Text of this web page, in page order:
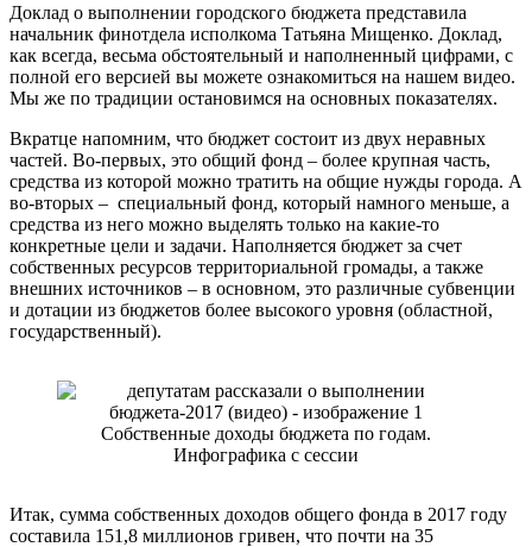
Доклад о выполнении городского бюджета представила
начальник финотдела исполкома Татьяна Мищенко. Доклад,
как всегда, весьма обстоятельный и наполненный цифрами, с
полной его версией вы можете ознакомиться на нашем видео.
Мы же по традиции остановимся на основных показателях.
Вкратце напомним, что бюджет состоит из двух неравных
частей. Во-первых, это общий фонд ­­– более крупная часть,
средства из которой можно тратить на общие нужды города. А
во-вторых – специальный фонд, который намного меньше, а
средства из него можно выделять только на какие-то
конкретные цели и задачи. Наполняется бюджет за счет
собственных ресурсов территориальной громады, а также
внешних источников – в основном, это различные субвенции
и дотации из бюджетов более высокого уровня (областной,
государственный).
Собственные доходы бюджета по годам.
Инфографика с сессии
Итак, сумма собственных доходов общего фонда в 2017 году
составила 151,8 миллионов гривен, что почти на 35